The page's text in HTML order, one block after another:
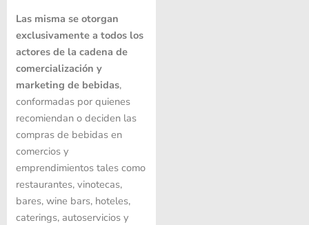
Las misma se otorgan
exclusivamente a todos los
actores de la cadena de
comercialización y
marketing de bebidas,
conformadas por quienes
recomiendan o deciden las
compras de bebidas en
comercios y
emprendimientos tales como
restaurantes, vinotecas,
bares, wine bars, hoteles,
caterings, autoservicios y